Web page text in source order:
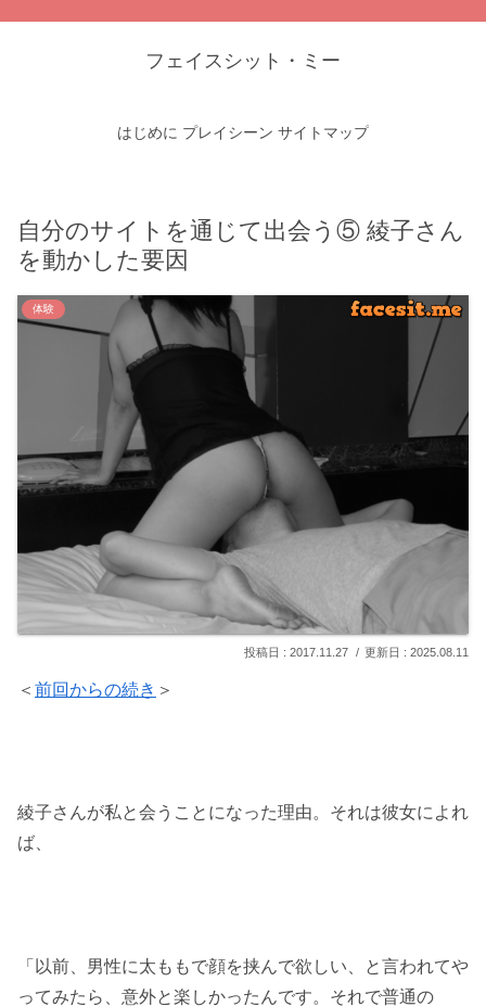
フェイスシット・ミー
はじめに プレイシーン サイトマップ
自分のサイトを通じて出会う⑤ 綾子さん
を動かした要因
体験
2017.11.27 2025.08.11
＜ 前回からの続き ＞
綾子さんが私と会うことになった理由。それは彼女によれ
ば、
「以前、男性に太ももで顔を挟んで欲しい、と言われてや
ってみたら、意外と楽しかったんです。それで普通の